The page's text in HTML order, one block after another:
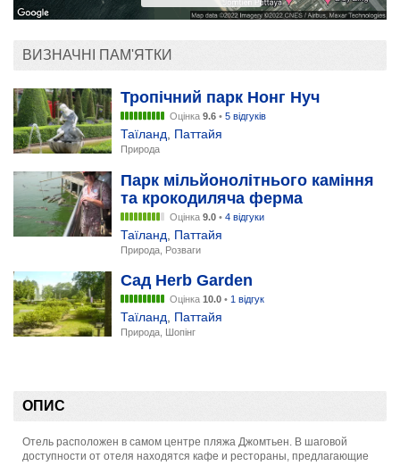
ВИЗНАЧНІ ПАМ'ЯТКИ
Тропічний парк Нонг Нуч
Оцінка 9.6 • 5 відгуків
Таїланд Паттайя
Природа
Парк мільйонолітнього каміння
та крокодиляча ферма
Оцінка 9.0 • 4 відгуки
Таїланд Паттайя
Природа, Розваги
Сад Herb Garden
Оцінка 10.0 • 1 відгук
Таїланд Паттайя
Природа, Шопінг
ОПИС
Отель расположен в самом центре пляжа Джомтьен. В шаговой
доступности от отеля находятся кафе и рестораны, предлагающие